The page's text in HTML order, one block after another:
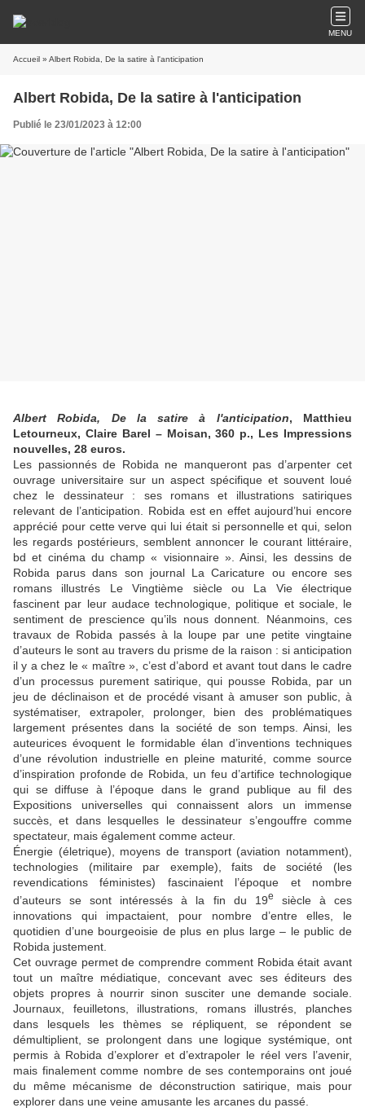
MENU
Accueil » Albert Robida, De la satire à l'anticipation
Albert Robida, De la satire à l'anticipation
Publié le 23/01/2023 à 12:00
Albert Robida, De la satire à l'anticipation, Matthieu
Letourneux, Claire Barel – Moisan, 360 p., Les Impressions
nouvelles, 28 euros.
Les passionnés de Robida ne manqueront pas d’arpenter cet
ouvrage universitaire sur un aspect spécifique et souvent loué
chez le dessinateur : ses romans et illustrations satiriques
relevant de l’anticipation. Robida est en effet aujourd’hui encore
apprécié pour cette verve qui lui était si personnelle et qui, selon
les regards postérieurs, semblent annoncer le courant littéraire,
bd et cinéma du champ « visionnaire ». Ainsi, les dessins de
Robida parus dans son journal La Caricature ou encore ses
romans illustrés Le Vingtième siècle ou La Vie électrique
fascinent par leur audace technologique, politique et sociale, le
sentiment de prescience qu’ils nous donnent. Néanmoins, ces
travaux de Robida passés à la loupe par une petite vingtaine
d’auteurs le sont au travers du prisme de la raison : si anticipation
il y a chez le « maître », c’est d’abord et avant tout dans le cadre
d’un processus purement satirique, qui pousse Robida, par un
jeu de déclinaison et de procédé visant à amuser son public, à
systématiser, extrapoler, prolonger, bien des problématiques
largement présentes dans la société de son temps. Ainsi, les
auteurices évoquent le formidable élan d’inventions techniques
d’une révolution industrielle en pleine maturité, comme source
d’inspiration profonde de Robida, un feu d’artifice technologique
qui se diffuse à l’époque dans le grand publique au fil des
Expositions universelles qui connaissent alors un immense
succès, et dans lesquelles le dessinateur s’engouffre comme
spectateur, mais également comme acteur.
Énergie (életrique), moyens de transport (aviation notamment),
technologies (militaire par exemple), faits de société (les
revendications féministes) fascinaient l’époque et nombre
d’auteurs se sont intéressés à la fin du 19e
siècle à ces
innovations qui impactaient, pour nombre d’entre elles, le
quotidien d’une bourgeoisie de plus en plus large – le public de
Robida justement.
Cet ouvrage permet de comprendre comment Robida était avant
tout un maître médiatique, concevant avec ses éditeurs des
objets propres à nourrir sinon susciter une demande sociale.
Journaux, feuilletons, illustrations, romans illustrés, planches
dans lesquels les thèmes se répliquent, se répondent se
démultiplient, se prolongent dans une logique systémique, ont
permis à Robida d’explorer et d’extrapoler le réel vers l’avenir,
mais finalement comme nombre de ses contemporains ont joué
du même mécanisme de déconstruction satirique, mais pour
explorer dans une veine amusante les arcanes du passé.